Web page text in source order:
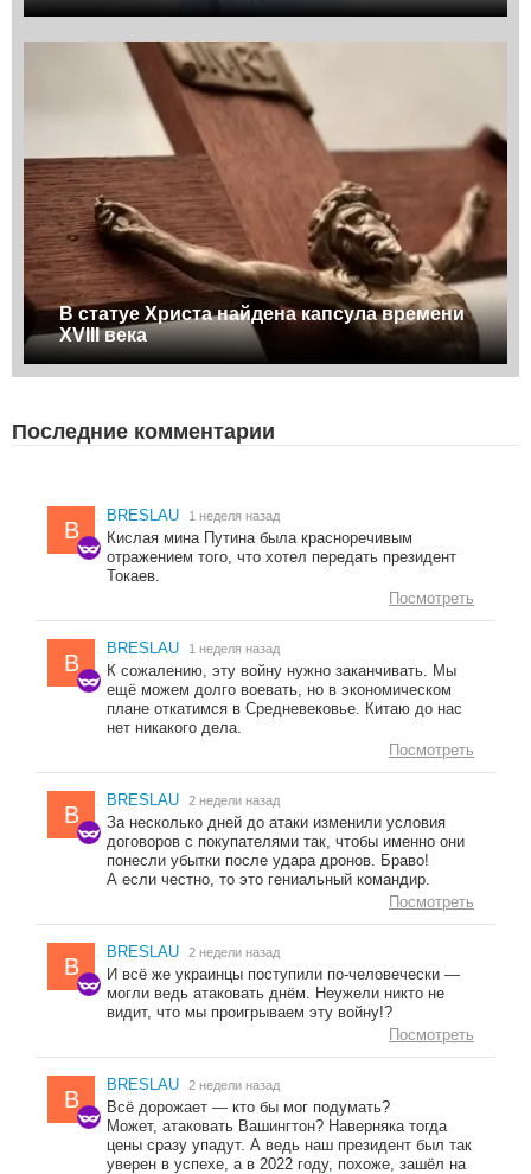
В статуе Христа найдена капсула времени
XVIII века
Последние комментарии
B
BRESLAU 1 неделя назад
Кислая мина Путина была красноречивым
отражением того, что хотел передать президент
Токаев.
Посмотреть
B
BRESLAU 1 неделя назад
К сожалению, эту войну нужно заканчивать. Мы
ещё можем долго воевать, но в экономическом
плане откатимся в Средневековье. Китаю до нас
нет никакого дела.
Посмотреть
B
BRESLAU 2 недели назад
За несколько дней до атаки изменили условия
договоров с покупателями так, чтобы именно они
понесли убытки после удара дронов. Браво!
А если честно, то это гениальный командир.
Посмотреть
B
BRESLAU 2 недели назад
И всё же украинцы поступили по-человечески —
могли ведь атаковать днём. Неужели никто не
видит, что мы проигрываем эту войну!?
Посмотреть
B
BRESLAU 2 недели назад
Всё дорожает — кто бы мог подумать?
Может, атаковать Вашингтон? Наверняка тогда
цены сразу упадут. А ведь наш президент был так
уверен в успехе, а в 2022 году, похоже, зашёл на